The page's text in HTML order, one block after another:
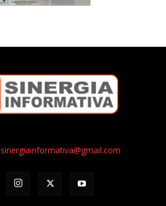
sinergiainformativa@gmail.com